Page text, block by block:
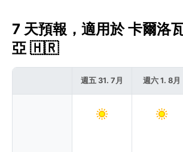
7 天預報，適用於 卡爾洛
亞 🇭🇷
週五 31. 7月 週六 1. 8月